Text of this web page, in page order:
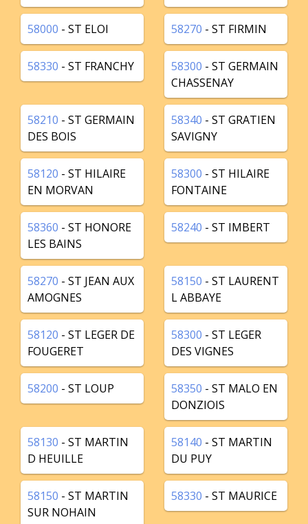
58000 - ST ELOI 58270 - ST FIRMIN
58330 - ST FRANCHY 58300 - ST GERMAIN
CHASSENAY
58210 - ST GERMAIN
DES BOIS
58340 - ST GRATIEN
SAVIGNY
58120 - ST HILAIRE
EN MORVAN
58300 - ST HILAIRE
FONTAINE
58360 - ST HONORE
LES BAINS
58240 - ST IMBERT
58270 - ST JEAN AUX
AMOGNES
58150 - ST LAURENT
L ABBAYE
58120 - ST LEGER DE
FOUGERET
58300 - ST LEGER
DES VIGNES
58200 - ST LOUP 58350 - ST MALO EN
DONZIOIS
58130 - ST MARTIN
D HEUILLE
58140 - ST MARTIN
DU PUY
58150 - ST MARTIN
SUR NOHAIN
58330 - ST MAURICE